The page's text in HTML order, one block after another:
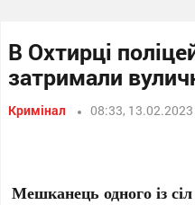
В Охтирці
затримали
Кримінал 08:33, 13.02.2023
Мешканець одного із